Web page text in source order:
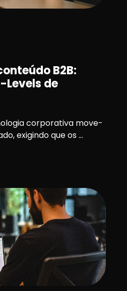
B2B:
de
corporativa move-
exigindo que os ...